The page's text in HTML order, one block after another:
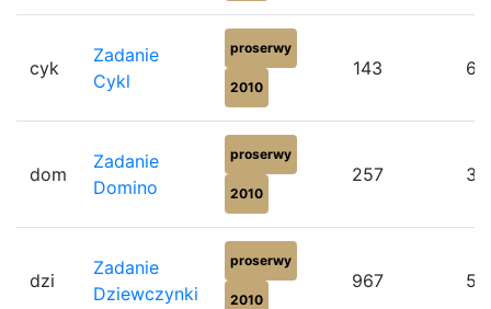
cyk
Zadanie
Cykl
proserwy
2010
143
dom
Zadanie
Domino
proserwy
2010
257
dzi
Zadanie
Dziewczynki
proserwy
2010
967